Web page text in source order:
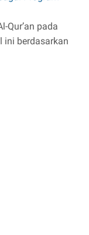
Qur’an pada
ini berdasarkan